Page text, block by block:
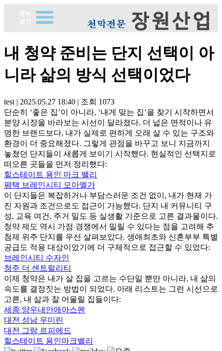
내 청약 준비는 단지 선택이 아
니라 삶의 방식 선택이었다
test | 2025.05.27 18:40 | 조회 1073
단순히 ‘좋은 집’이 아니라, ‘내게 맞는 집’을 찾기 시작하면서
분양 시장을 바라보는 시선이 달라졌다. 더 넓은 면적이나 유
명한 브랜드보다, 내가 실제로 편하게 오래 살 수 있는 구조와
환경이 더 중요해졌다. 그렇게 관점을 바꾸고 보니 지금까지
놓쳤던 단지들이 새롭게 보이기 시작했다. 현실적인 선택지로
떠오른 곳들을 먼저 정리했다:
힐스테이트 용인 마크 밸리
평택 브레인시티 모아엘가
이 단지들은 복잡하거나 부담스러운 조건 없이, 내가 현재 가
진 자원과 조건으로도 접근이 가능했다. 단지 내 커뮤니티 구
성, 교육 여건, 주거 밀도 등 실생활 기준으로 고른 결과물이다.
청약 제도 역시 가점 경쟁에서 밀릴 수 있다는 점을 고려해 추
첨제 위주 단지를 우선 살펴보았다. 생애최초와 신혼부부 특별
공급도 적용 대상이었기에 더 구체적으로 접근할 수 있었다:
브레인시티 수자인
청주 더 센트럴리티
이제 청약은 내가 살 집을 고르는 수단일 뿐만 아니라, 내 삶의
속도를 결정짓는 방법이 되었다. 아래 리스트는 그런 시선으로
고른, 내 삶과 잘 어울릴 집들이다:
세종 양우내안애아스펜
대전 성남 우미린
대전 그랑 르피에드
힐스테이트 용인마크밸리